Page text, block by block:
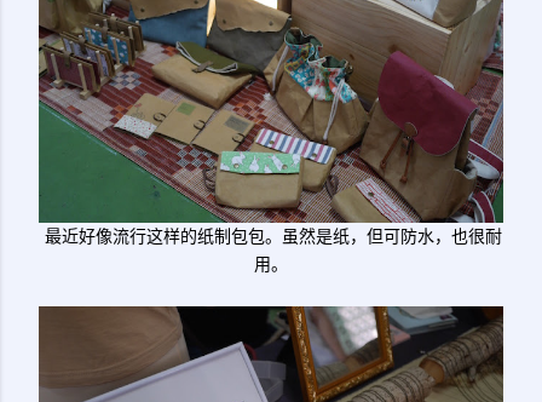
最近好像流行这样的纸制包包。虽然是纸，但可防水，也很耐
用。